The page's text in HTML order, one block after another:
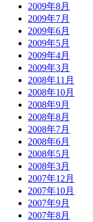
2009年8月
2009年7月
2009年6月
2009年5月
2009年4月
2009年3月
2008年11月
2008年10月
2008年9月
2008年8月
2008年7月
2008年6月
2008年5月
2008年3月
2007年12月
2007年10月
2007年9月
2007年8月